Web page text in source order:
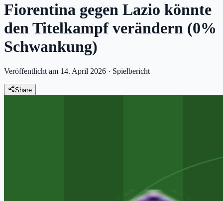
Fiorentina gegen Lazio könnte
den Titelkampf verändern (0%
Schwankung)
Veröffentlicht am 14. April 2026 · Spielbericht
Share